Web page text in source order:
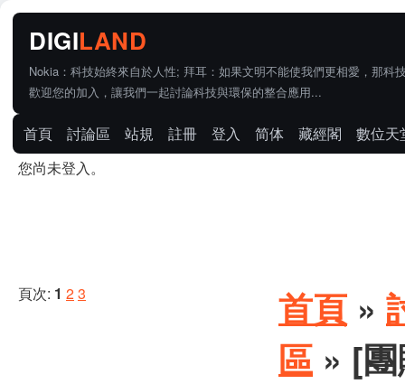
Nokia：科技始終來自於人性; 拜耳：如果文明不能使我們更相愛，那科
歡迎您的加入，讓我們一起討論科技與環保的整合應用...
首頁 討論區 站規 註冊 登入 简体 藏經閣
數位天
您尚未登入。
頁次: 1 23 首頁 »
區 » [